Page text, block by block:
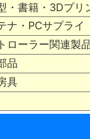
・書籍・3Dプリ
ナ・PCサプライ
ローラー関連製
品
具